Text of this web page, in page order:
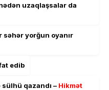
uzaqlaşsalar da
səhər yorğun oyanır
edib
qazandı – Hikmət